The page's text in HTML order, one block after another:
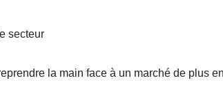
secteur
la main face à un marché de plus